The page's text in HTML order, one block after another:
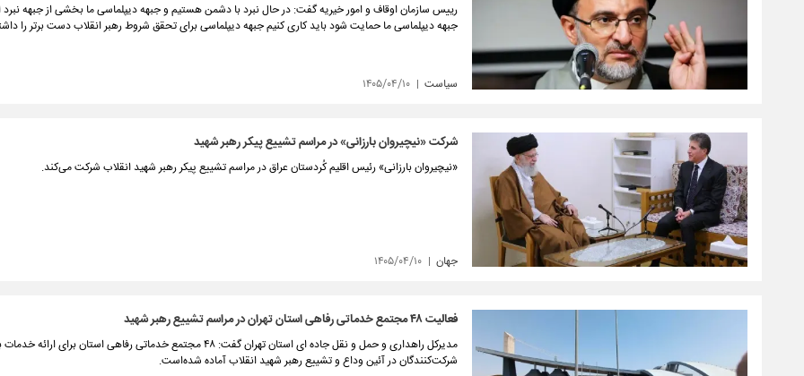
رییس سازمان اوقاف و امور خیریه گفت: در حال نبرد با دشمن هستیم و جبهه دیپلماسی ما بخشی از جبهه نبرد
جبهه دیپلماسی ما حمایت شود باید کاری کنیم جبهه دیپلماسی برای تحقق شروط رهبر انقلاب دست برتر را
سیاست ۱۴۰۵/۰۴/۱۰
شرکت «نیچیروان بارزانی» در مراسم تشییع پیکر رهبر شهید
«نیچیروان بارزانی» رئیس اقلیم کُردستان عراق در مراسم تشییع پیکر رهبر شهید انقلاب شرکت می‌کند.
جهان ۱۴۰۵/۰۴/۱۰
فعالیت ۴۸ مجتمع خدماتی رفاهی استان تهران در مراسم تشییع رهبر شهید
مدیرکل راهداری و حمل و نقل جاده ای استان تهران گفت: ۴۸ مجتمع خدماتی رفاهی استان برای
شرکت‌کنندگان در آئین وداع و تشییع رهبر شهید انقلاب آماده شده‌است.